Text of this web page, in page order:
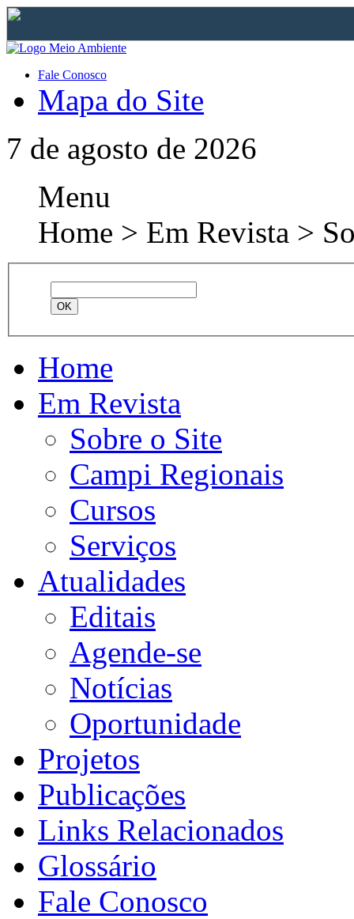
Fale Conosco
Mapa do Site
7 de agosto de 2026
Menu
Home > Em Revista >
Home
Em Revista
Sobre o Site
Campi Regionais
Cursos
Serviços
Atualidades
Editais
Agende-se
Notícias
Oportunidade
Projetos
Publicações
Links Relacionados
Glossário
Fale Conosco